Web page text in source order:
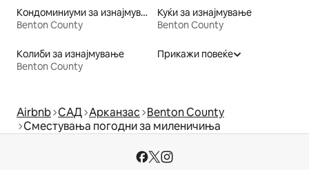
Кондоминиуми за изнајмување
Benton County
Куќи за изнајмување
Benton County
Колиби за изнајмување
Benton County
Прикажи повеќе
Airbnb САД Арканзас Benton County
Сместувања погодни за миленичиња